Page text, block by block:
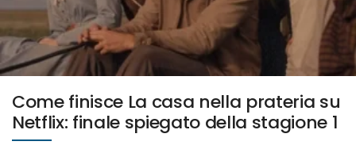
Come finisce La casa nella prateria su
Netflix: finale spiegato della stagione 1